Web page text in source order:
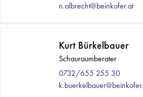
n.albrecht@beinkofer.at
Kurt Bürkelbauer
Schauraumberater
0732/655 255 30